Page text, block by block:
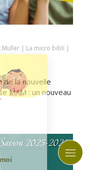
Muller
La micro bibli
la nouvelle
MAM : un nouveau